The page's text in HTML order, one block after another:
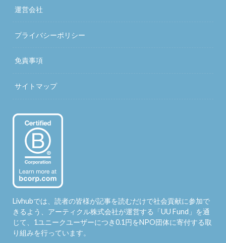
運営会社
プライバシーポリシー
免責事項
サイトマップ
Livhubでは、読者の皆様が記事を読むだけで社会貢献に参加で
きるよう、アーティクル株式会社が運営する「UU Fund 」を通
じて、1ユニークユーザーにつき0.1円をNPO団体に寄付する取
り組みを行っています。